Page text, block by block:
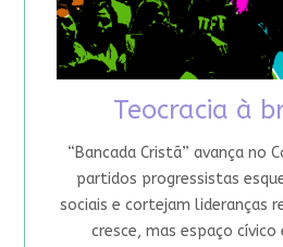
Teocracia à
“Bancada Cristã” avança no
partidos progressistas
sociais e cortejam lideranças
cresce, mas espaço cívico